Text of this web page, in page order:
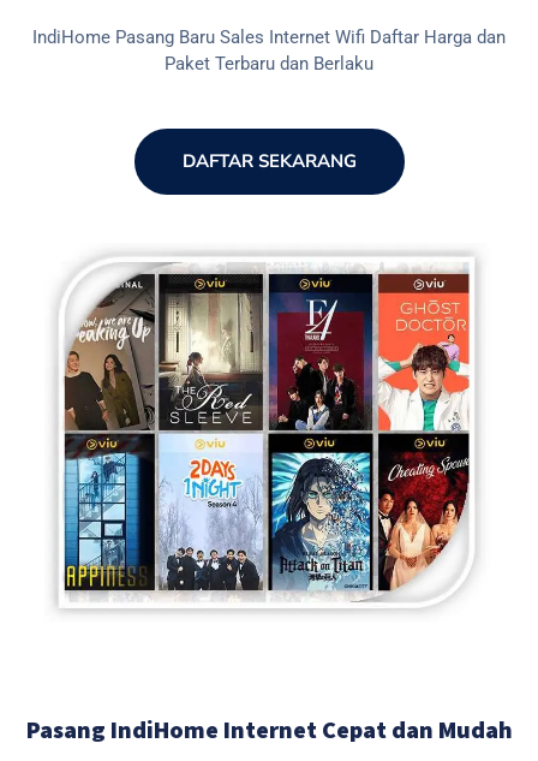
IndiHome Pasang Baru Sales Internet Wifi Daftar Harga dan
Paket Terbaru dan Berlaku
DAFTAR SEKARANG
Pasang IndiHome Internet Cepat dan Mudah